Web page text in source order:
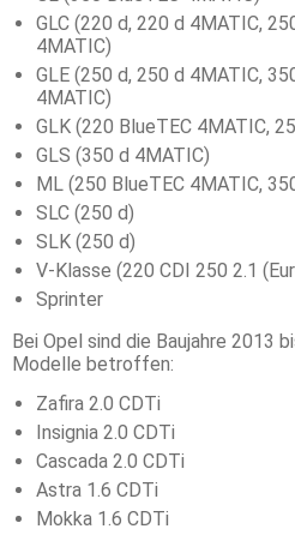
GLC (220 d, 220 d 4MATIC,
4MATIC)
GLE (250 d, 250 d 4MATIC,
4MATIC)
GLK (220 BlueTEC 4MATIC,
GLS (350 d 4MATIC)
ML (250 BlueTEC 4MATIC,
SLC (250 d)
SLK (250 d)
V-Klasse (220 CDI 250 2.1
Sprinter
Bei Opel sind die Baujahre 2013
Modelle betroffen:
Zafira 2.0 CDTi
Insignia 2.0 CDTi
Cascada 2.0 CDTi
Astra 1.6 CDTi
Mokka 1.6 CDTi